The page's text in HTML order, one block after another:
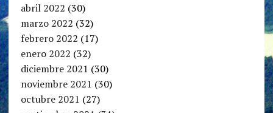
abril 2022 (30)
marzo 2022 (32)
febrero 2022 (17)
enero 2022 (32)
diciembre 2021 (30)
noviembre 2021 (30)
octubre 2021 (27)